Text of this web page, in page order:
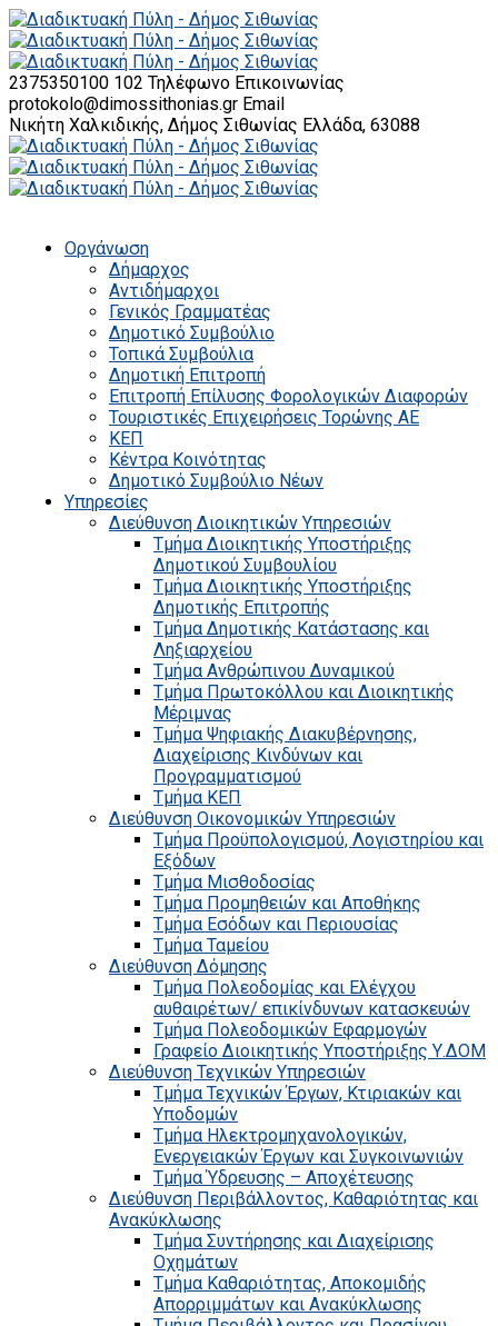
2375350100 102 Τηλέφωνο Επικοινωνίας
protokolo@dimossithonias.gr Email
Νικήτη Χαλκιδικής, Δήμος Σιθωνίας Ελλάδα, 63088
Οργάνωση
Δήμαρχος
Αντιδήμαρχοι
Γενικός Γραμματέας
Δημοτικό Συμβούλιο
Τοπικά Συμβούλια
Δημοτική Επιτροπή
Επιτροπή Επίλυσης Φορολογικών Διαφορών
Τουριστικές Επιχειρήσεις Τορώνης ΑΕ
ΚΕΠ
Κέντρα Κοινότητας
Δημοτικό Συμβούλιο Νέων
Υπηρεσίες
Διεύθυνση Διοικητικών Υπηρεσιών
Τμήμα Διοικητικής Υποστήριξης
Δημοτικού Συμβουλίου
Τμήμα Διοικητικής Υποστήριξης
Δημοτικής Επιτροπής
Τμήμα Δημοτικής Κατάστασης και
Ληξιαρχείου
Τμήμα Ανθρώπινου Δυναμικού
Τμήμα Πρωτοκόλλου και Διοικητικής
Μέριμνας
Τμήμα Ψηφιακής Διακυβέρνησης,
Διαχείρισης Κινδύνων και
Προγραμματισμού
Τμήμα ΚΕΠ
Διεύθυνση Οικονομικών Υπηρεσιών
Τμήμα Προϋπολογισμού, Λογιστηρίου και
Εξόδων
Τμήμα Μισθοδοσίας
Τμήμα Προμηθειών και Αποθήκης
Τμήμα Εσόδων και Περιουσίας
Τμήμα Ταμείου
Διεύθυνση Δόμησης
Τμήμα Πολεοδομίας και Ελέγχου
αυθαιρέτων/ επικίνδυνων κατασκευών
Τμήμα Πολεοδομικών Εφαρμογών
Γραφείο Διοικητικής Υποστήριξης Υ.ΔΟΜ
Διεύθυνση Τεχνικών Υπηρεσιών
Τμήμα Τεχνικών Έργων, Κτιριακών και
Υποδομών
Τμήμα Ηλεκτρομηχανολογικών,
Ενεργειακών Έργων και Συγκοινωνιών
Τμήμα Ύδρευσης – Αποχέτευσης
Διεύθυνση Περιβάλλοντος, Καθαριότητας και
Ανακύκλωσης
Τμήμα Συντήρησης και Διαχείρισης
Οχημάτων
Τμήμα Καθαριότητας, Αποκομιδής
Απορριμμάτων και Ανακύκλωσης